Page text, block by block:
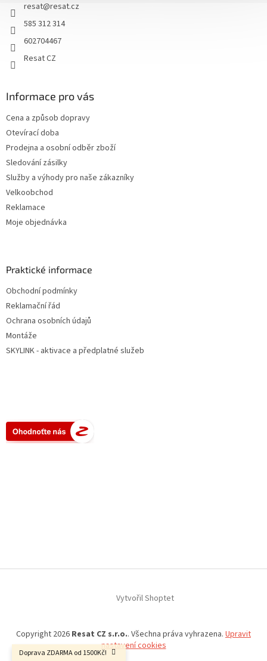
Doprava ZDARMA od 1500Kč!
resat@resat.cz
585 312 314
602704467
Resat CZ
Informace pro vás
Cena a způsob dopravy
Otevírací doba
Prodejna a osobní odběr zboží
Sledování zásilky
Služby a výhody pro naše zákazníky
Velkoobchod
Reklamace
Moje objednávka
Praktické informace
Obchodní podmínky
Reklamační řád
Ochrana osobních údajů
Montáže
SKYLINK - aktivace a předplatné služeb
Vytvořil Shoptet
Copyright 2026 Resat CZ s.r.o.. Všechna práva vyhrazena. Upravit
nastavení cookies